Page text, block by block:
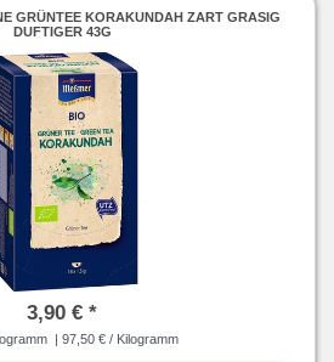
GRÜNTEE KORAKUNDAH ZART GRASIG D
UFTIGER 43G
3,90 € *
| 97,50 € / Kilogramm